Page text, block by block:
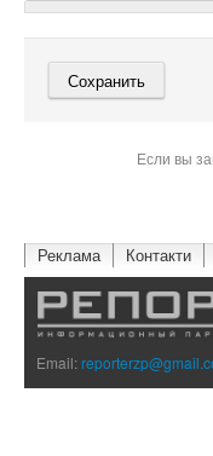
Если вы
Реклама Контакти
Email: